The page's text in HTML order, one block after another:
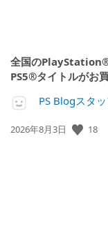
全国のPlayStation®
PS5®タイトルがお
PS Blogスタッ
公
2026年8月3日 18